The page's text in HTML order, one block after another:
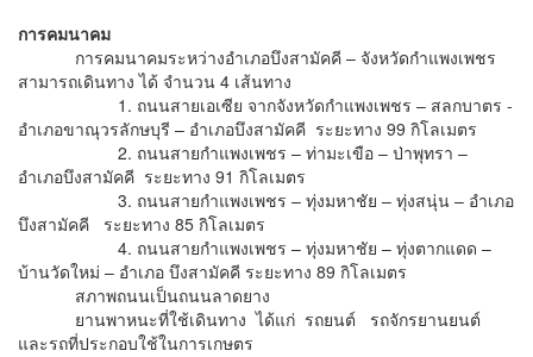
การคมนาคม
การคมนาคมระหว่างอำเภอบึงสามัคคี – จังหวัดกำแพงเพชร
สามารถเดินทาง ได้ จำนวน 4 เส้นทาง
1. ถนนสายเอเซีย จากจังหวัดกำแพงเพชร – สลกบาตร -
อำเภอขาณุวรลักษบุรี – อำเภอบึงสามัคคี ระยะทาง 99 กิโลเมตร
2. ถนนสายกำแพงเพชร – ท่ามะเขือ – ป่าพุทรา –
อำเภอบึงสามัคคี ระยะทาง 91 กิโลเมตร
3. ถนนสายกำแพงเพชร – ทุ่งมหาชัย – ทุ่งสนุ่น – อำเภอ
บึงสามัคคี ระยะทาง 85 กิโลเมตร
4. ถนนสายกำแพงเพชร – ทุ่งมหาชัย – ทุ่งตากแดด –
บ้านวัดใหม่ – อำเภอ บึงสามัคคี ระยะทาง 89 กิโลเมตร
สภาพถนนเป็นถนนลาดยาง
ยานพาหนะที่ใช้เดินทาง ได้แก่ รถยนต์ รถจักรยานยนต์
และรถที่ประกอบใช้ในการเกษตร